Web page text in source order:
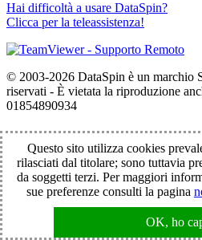
Hai difficoltà a usare DataSpin?
Clicca per la teleassistenza!
© 2003-2026 DataSpin è un marchio
riservati - È vietata la riproduzione
01854890934
Questo sito utilizza cookies
rilasciati dal titolare; sono tuttavia
da soggetti terzi. Per maggiori
sue preferenze consulti la pagina
OK, ho